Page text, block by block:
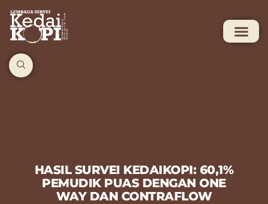
HASIL SURVEI KEDAIKOPI: 60,1%
PEMUDIK PUAS DENGAN ONE
WAY DAN CONTRAFLOW